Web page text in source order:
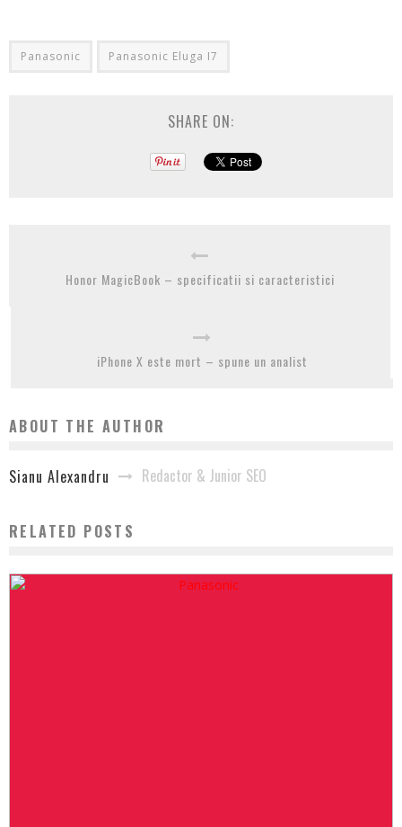
Panasonic Panasonic Eluga I7
SHARE ON:
Honor MagicBook – specificatii si caracteristici
iPhone X este mort – spune un analist
ABOUT THE AUTHOR
Sianu Alexandru Redactor & Junior SEO
RELATED POSTS